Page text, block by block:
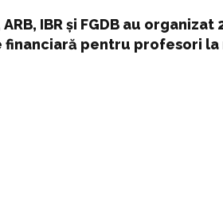
ARB, IBR și FGDB au
financiară pentru profesori la